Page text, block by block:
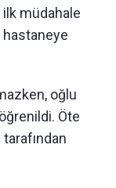
ilk müdahale
hastaneye
oğlu
Öte